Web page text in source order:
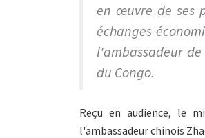
en œuvre de ses
échanges
l'ambassadeur
du Congo.
Reçu en audience, le
l'ambassadeur chinois